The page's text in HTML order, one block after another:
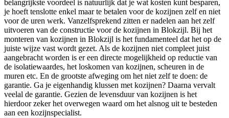
belangrijkste voordeel is natuurlijk dat je wat kosten kunt besparen,
je hoeft tenslotte enkel maar te betalen voor de kozijnen zelf en niet
voor de uren werk. Vanzelfsprekend zitten er nadelen aan het zelf
uitvoeren van de constructie voor de kozijnen in Blokzijl. Bij het
monteren van kozijnen in Blokzijl is het fundamenteel dat het op de
juiste wijze vast wordt gezet. Als de kozijnen niet compleet juist
aangebracht worden is er een directe mogelijkheid op reductie van
de isolatiewaardes, het loskomen van kozijnen, scheuren in de
muren etc. En de grootste afweging om het niet zelf te doen: de
garantie. Ga je eigenhandig klussen met kozijnen? Daarna vervalt
veelal de garantie. Gezien de levensduur van kozijnen is het
hierdoor zeker het overwegen waard om het alsnog uit te besteden
aan een kozijnspecialist.